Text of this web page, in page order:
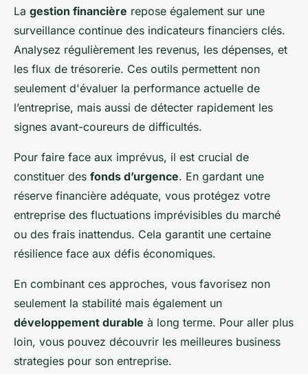
La gestion financière repose également sur une
surveillance continue des indicateurs financiers clés.
Analysez régulièrement les revenus, les dépenses, et
les flux de trésorerie. Ces outils permettent non
seulement d'évaluer la performance actuelle de
l’entreprise, mais aussi de détecter rapidement les
signes avant-coureurs de difficultés.
Pour faire face aux imprévus, il est crucial de
constituer des fonds d’urgence. En gardant une
réserve financière adéquate, vous protégez votre
entreprise des fluctuations imprévisibles du marché
ou des frais inattendus. Cela garantit une certaine
résilience face aux défis économiques.
En combinant ces approches, vous favorisez non
seulement la stabilité mais également un
développement durable à long terme. Pour aller plus
loin, vous pouvez découvrir les meilleures business
strategies pour son entreprise.